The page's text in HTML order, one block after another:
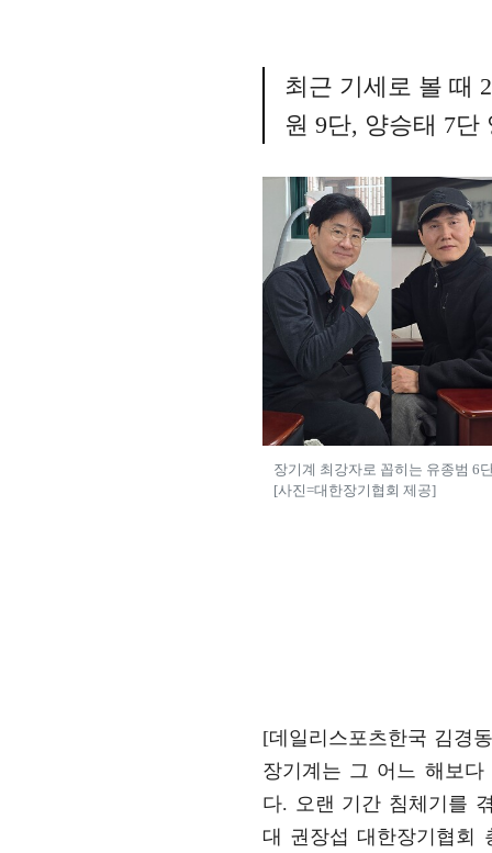
최근 기세로 볼 때
원 9단, 양승태 7단
장기계 최강자로 꼽히는 유종범 6
[사진=대한장기협회 제공]
[데일리스포츠한국 김경
장기계는 그 어느 해보다
다. 오랜 기간 침체기를
대 권장섭 대한장기협회